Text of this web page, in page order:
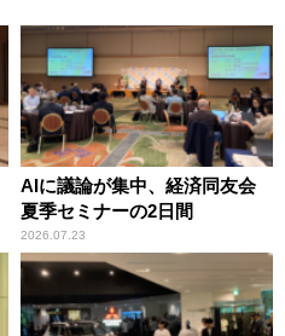
AIに議論が集中、経済同友会
夏季セミナーの2日間
2026.07.23